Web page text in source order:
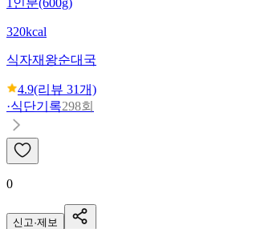
320kcal
식자재왕순대국
4.9(리뷰 31개)
·식단기록298회
0
신고·제보